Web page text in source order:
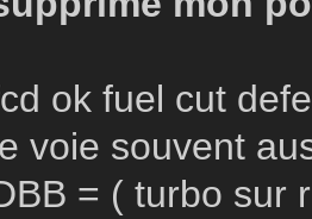
ok fuel cut
voie souvent
= ( turbo sur